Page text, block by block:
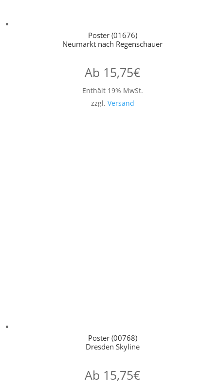
Poster (01676)
Neumarkt nach Regenschauer
Ab 15,75€
Enthält 19% MwSt.
zzgl. Versand
Poster (00768)
Dresden Skyline
Ab 15,75€